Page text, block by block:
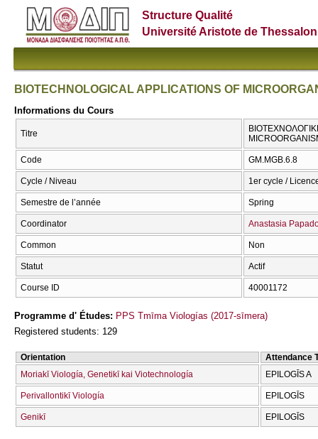
Structure Qualité
Université Aristote de
BIOTECHNOLOGICAL APPLICATIONS OF
Informations du Cours
Titre
Code GM.MGB.6.8
Cycle / Niveau 1er cycle /
Semestre de l’année Spring
Coordinator Anastasia
Common Non
Statut Actif
Course ID 40001172
Programme d' Études: PPS Tmīma Viologías (2017-sīmera)
Registered students: 129
Orientation
Attendance
Moriakī Viología, Genetikī kai Viotechnología
EPILOGĪS A
Perivallontikī Viología EPILOGĪS
Genikī EPILOGĪS